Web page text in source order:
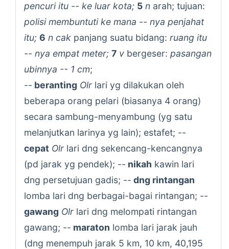
pencuri itu -- ke luar kota; 5 n arah; tujuan:
polisi membuntuti ke mana -- nya penjahat
itu; 6 n cak panjang suatu bidang: ruang itu
-- nya empat meter; 7 v bergeser: pasangan
ubinnya -- 1 cm;
-- beranting Olr lari yg dilakukan oleh
beberapa orang pelari (biasanya 4 orang)
secara sambung-menyambung (yg satu
melanjutkan larinya yg lain); estafet; --
cepat Olr lari dng sekencang-kencangnya
(pd jarak yg pendek); -- nikah kawin lari
dng persetujuan gadis; -- dng rintangan
lomba lari dng berbagai-bagai rintangan; --
gawang Olr lari dng melompati rintangan
gawang; -- maraton lomba lari jarak jauh
(dng menempuh jarak 5 km, 10 km, 40,195